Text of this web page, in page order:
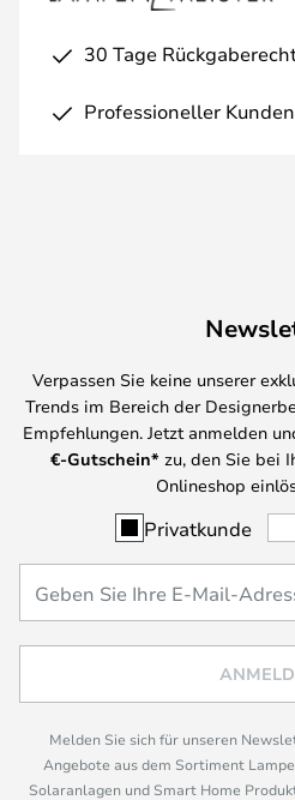
30 Tage
Professioneller
Verpassen Sie keine unserer
Trends im Bereich der
Empfehlungen. Jetzt anmelden
€-Gutschein* zu, den Sie bei
Onlineshop
Privatkunde
Melden Sie sich für unseren
Angebote aus dem Sortiment
Solaranlagen und Smart Home